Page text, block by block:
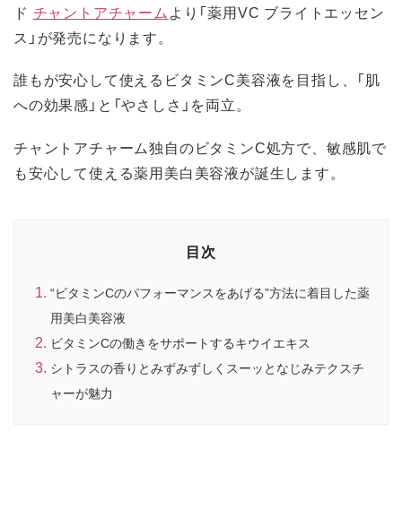
ド チャントアチャームより「薬用VC ブライトエッセン
ス」が発売になります。
誰もが安心して使えるビタミンC美容液を目指し、「肌
への効果感」と「やさしさ」を両立。
チャントアチャーム独自のビタミンC処方で、敏感肌で
も安心して使える薬用美白美容液が誕生します。
目次
“ビタミンCのパフォーマンスをあげる”方法に着目した薬
用美白美容液
ビタミンCの働きをサポートするキウイエキス
シトラスの香りとみずみずしくスーッとなじみテクスチ
ャーが魅力